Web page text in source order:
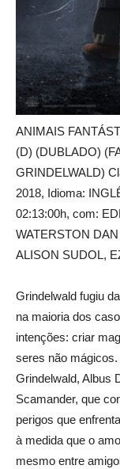
ANIMAIS
(D) (DUBLADO)
GRINDELWALD)
2018, Idioma:
02:13:00h, com:
WATERSTON
ALISON SUDOL,
Grindelwald fugiu
na maioria dos
intenções: criar
seres não
Grindelwald, Albus
Scamander, que
perigos que
à medida que o
mesmo entre